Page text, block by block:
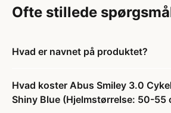
Ofte stillede
Hvad er navnet på produktet?
Hvad koster Abus Smiley 3.0
Shiny Blue (Hjelmstørrelse: 50-55